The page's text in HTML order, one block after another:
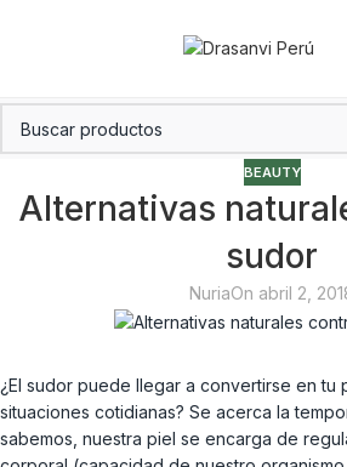
BEAUTY
Alternativas
sudor
NuriaOn abril 2,
¿El sudor puede llegar a convertirse en tu
situaciones cotidianas? Se acerca la
sabemos, nuestra piel se encarga de